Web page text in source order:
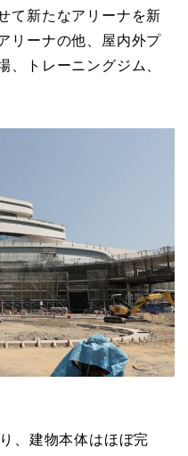
て新たなアリーナを新
リーナの他、屋内外プ
、トレーニングジム、
、建物本体はほぼ完